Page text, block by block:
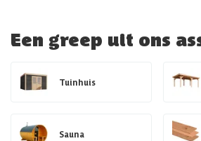
Een greep uit ons
Tuinhuis
Sauna